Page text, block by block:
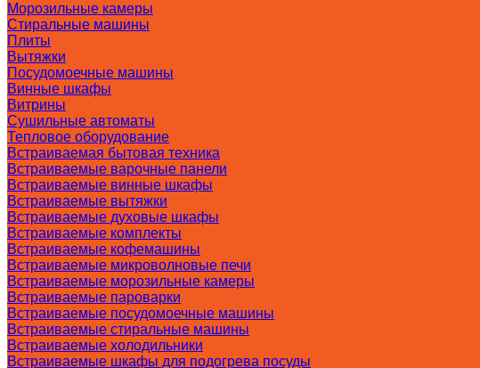
Морозильные камеры
Стиральные машины
Плиты
Вытяжки
Посудомоечные машины
Винные шкафы
Витрины
Сушильные автоматы
Тепловое оборудование
Встраиваемая бытовая техника
Встраиваемые варочные панели
Встраиваемые винные шкафы
Встраиваемые вытяжки
Встраиваемые духовые шкафы
Встраиваемые комплекты
Встраиваемые кофемашины
Встраиваемые микроволновые печи
Встраиваемые морозильные камеры
Встраиваемые пароварки
Встраиваемые посудомоечные машины
Встраиваемые стиральные машины
Встраиваемые холодильники
Встраиваемые шкафы для подогрева посуды